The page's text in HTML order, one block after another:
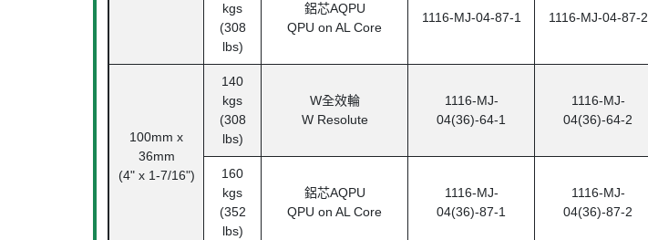
kgs
(308
lbs)
鋁芯AQPU
QPU on AL Core
1116-MJ-04-87-1 1116-MJ-04-87-2
100mm x
36mm
(4" x 1-7/16")
140
kgs
(308
lbs)
W全效輪
W Resolute
1116-MJ-
04(36)-64-1
1116-MJ-
04(36)-64-2
160
kgs
(352
lbs)
鋁芯AQPU
QPU on AL Core
1116-MJ-
04(36)-87-1
1116-MJ-
04(36)-87-2